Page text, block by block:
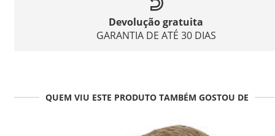
Devolução gratuita
GARANTIA DE ATÉ 30 DIAS
QUEM VIU ESTE PRODUTO TAMBÉM GOSTOU DE